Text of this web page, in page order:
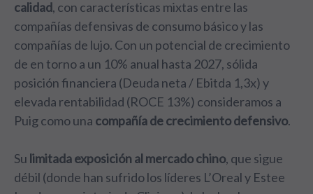
calidad, con características mixtas entre las
compañías defensivas de consumo básico y las
compañías de lujo. Con un potencial de crecimiento
de en torno a un 10% anual hasta 2027, sólida
posición financiera (Deuda neta / Ebitda 1,3x) y
elevada rentabilidad (ROCE 13%) consideramos a
Puig como una compañía de crecimiento defensivo.
Su limitada exposición al mercado chino, que sigue
débil (donde han sufrido los líderes L’Oreal y Estee